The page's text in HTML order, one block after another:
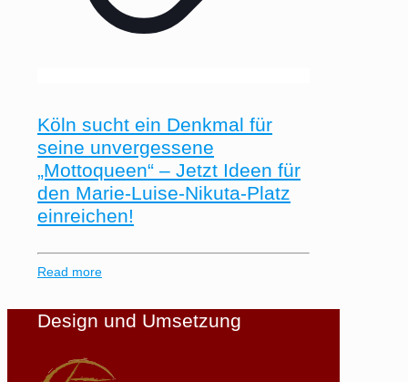
Köln sucht ein Denkmal für
seine unvergessene
„Mottoqueen“ – Jetzt Ideen für
den Marie-Luise-Nikuta-Platz
einreichen!
Read more
Design und Umsetzung